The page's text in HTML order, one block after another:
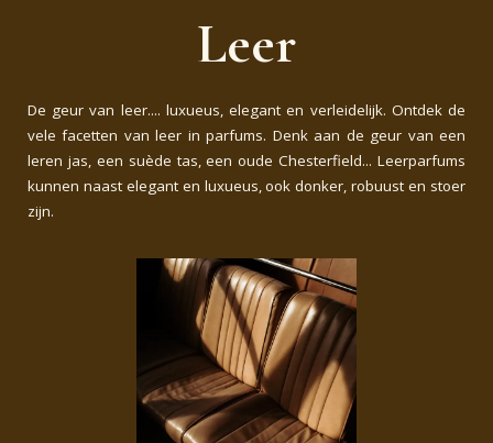
Leer
De geur van leer.... luxueus, elegant en verleidelijk. Ontdek de
vele facetten van leer in parfums. Denk aan de geur van een
leren jas, een suède tas, een oude Chesterfield... Leerparfums
kunnen naast elegant en luxueus, ook donker, robuust en stoer
zijn.